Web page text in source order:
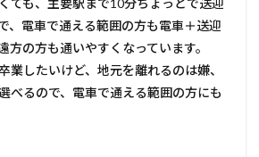
、電車で通える範囲の方も電車＋送迎
方の方も通いやすくなっています。
業したいけど、地元を離れるのは嫌、
べるので、電車で通える範囲の方にも